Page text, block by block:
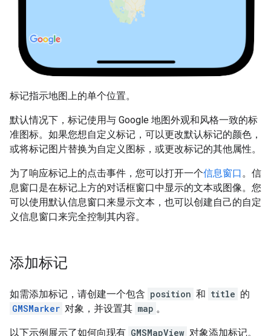
标记指示地图上的单个位置。
默认情况下，标记使用与 Google 地图外观和风格一致的标
准图标。如果您想自定义标记，可以更改默认标记的颜色，
或将标记图片替换为自定义图标，或更改标记的其他属性。
为了响应标记上的点击事件，您可以打开一个信息窗口。信
息窗口是在标记上方的对话框窗口中显示的文本或图像。您
可以使用默认信息窗口来显示文本，也可以创建自己的自定
义信息窗口来完全控制其内容。
添加标记
如需添加标记，请创建一个包含 position 和 title 的
GMSMarker 对象，并设置其 map 。
以下示例展示了如何向现有 GMSMapView 对象添加标记。